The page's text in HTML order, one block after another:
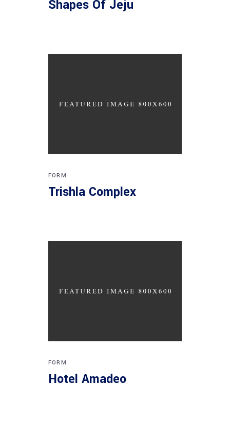
Shapes Of Jeju
FORM
Trishla Complex
FORM
Hotel Amadeo